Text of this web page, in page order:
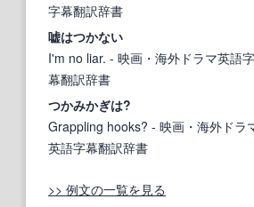
字幕翻訳辞書
嘘はつかない
I'm no liar. - 映画・海外ドラマ英語字
幕翻訳辞書
つかみかぎは?
Grappling hooks? - 映画・海外ドラ
英語字幕翻訳辞書
>> 例文の一覧を見る